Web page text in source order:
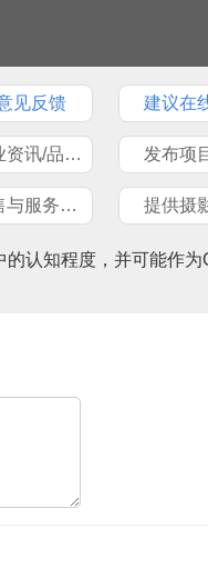
见反馈 建议在
发布企业资讯/品牌文章 发布项
发布销售与服务网点 提供摄
认知程度，并可能作